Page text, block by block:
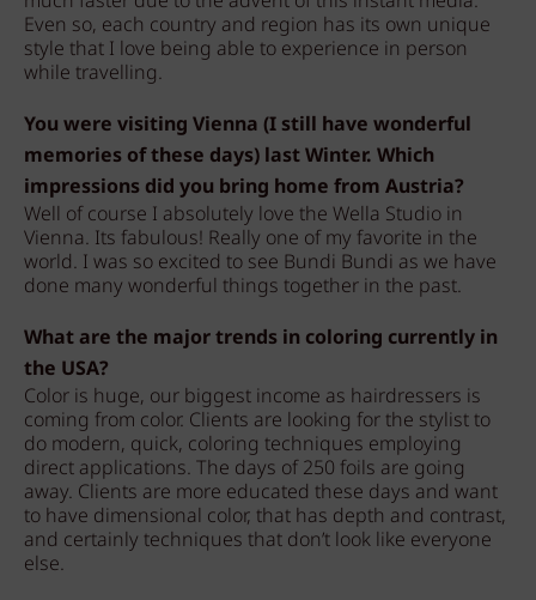
Even so, each country and region has its own unique
style that I love being able to experience in person
while travelling.
You were visiting Vienna (I still have wonderful
memories of these days) last Winter. Which
impressions did you bring home from Austria?
Well of course I absolutely love the Wella Studio in
Vienna. Its fabulous! Really one of my favorite in the
world. I was so excited to see Bundi Bundi as we have
done many wonderful things together in the past.
What are the major trends in coloring currently in
the USA?
Color is huge, our biggest income as hairdressers is
coming from color. Clients are looking for the stylist to
do modern, quick, coloring techniques employing
direct applications. The days of 250 foils are going
away. Clients are more educated these days and want
to have dimensional color, that has depth and contrast,
and certainly techniques that don’t look like everyone
else.